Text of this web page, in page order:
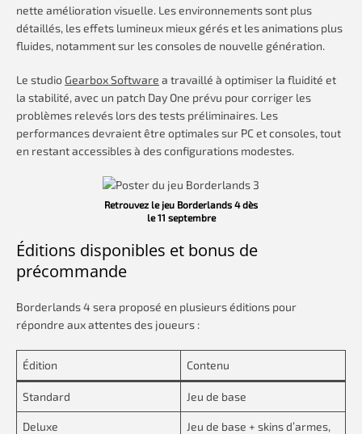
nette amélioration visuelle. Les environnements sont plus
détaillés, les effets lumineux mieux gérés et les animations plus
fluides, notamment sur les consoles de nouvelle génération.
Le studio Gearbox Software a travaillé à optimiser la fluidité et
la stabilité, avec un patch Day One prévu pour corriger les
problèmes relevés lors des tests préliminaires. Les
performances devraient être optimales sur PC et consoles, tout
en restant accessibles à des configurations modestes.
Retrouvez le jeu Borderlands 4 dès
le 11 septembre
Éditions disponibles et bonus de
précommande
Borderlands 4 sera proposé en plusieurs éditions pour
répondre aux attentes des joueurs :
Édition Contenu
Standard Jeu de base
Deluxe
Jeu de base + skins d’armes,